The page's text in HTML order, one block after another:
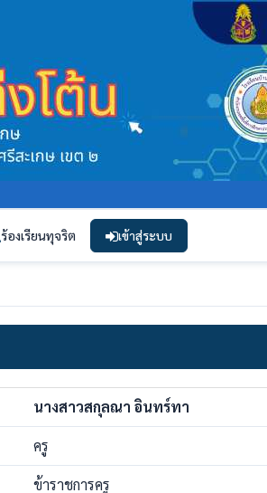
ร้องเรียนทุจริต เข้าสู่ระบบ
นางสาวสกุลณา อินทร์ทา
ครู
ข้าราชการครู